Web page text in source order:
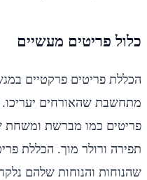
כלול פריטים מעשיים
הכללת פריטים פרקטיים
מתחשבת שהאורחים יעריכו.
פריטים כמו מברשת ומשחת
תפירה ורולר מוך. הכללת
שהנוחות והנוחות שלהם